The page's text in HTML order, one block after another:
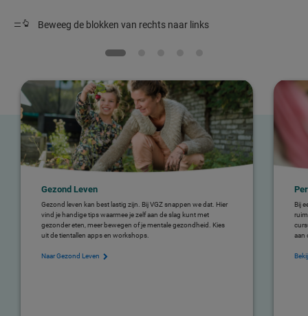
Beweeg de blokken van rechts naar links
Gezond Leven
Gezond leven kan best lastig zijn. Bij VGZ snappen we dat. Hier
vind je handige tips waarmee je zelf aan de slag kunt met
gezonder eten, meer bewegen of je mentale gezondheid. Kies
uit de tientallen apps en workshops.
Naar Gezond Leven
Bij
aan